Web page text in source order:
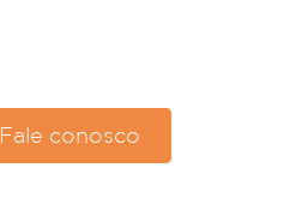
Fale conosco